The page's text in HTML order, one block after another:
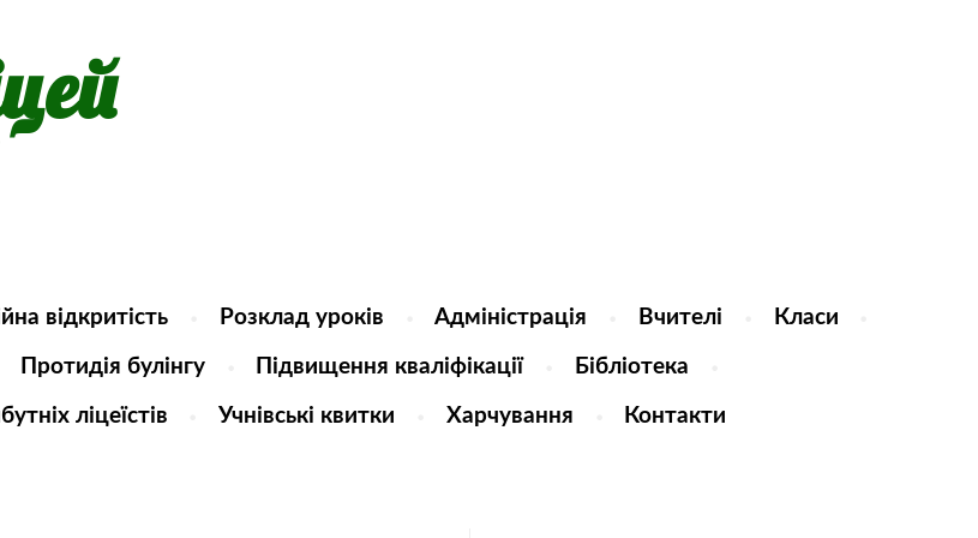
відкритість Розклад уроків Адміністрація Вчителі
Класи
Протидія булінгу Підвищення кваліфікації
Бібліотека
ліцеїстів Учнівські квитки Харчування Контакти